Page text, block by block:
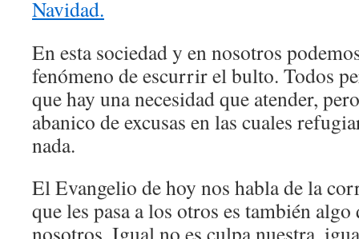
Navidad.
En esta sociedad y en nosotros
fenómeno de escurrir el bulto. Todos
que hay una necesidad que atender,
abanico de excusas en las cuales
nada.
El Evangelio de hoy nos habla de la
que les pasa a los otros es también algo
nosotros. Igual no es culpa nuestra,